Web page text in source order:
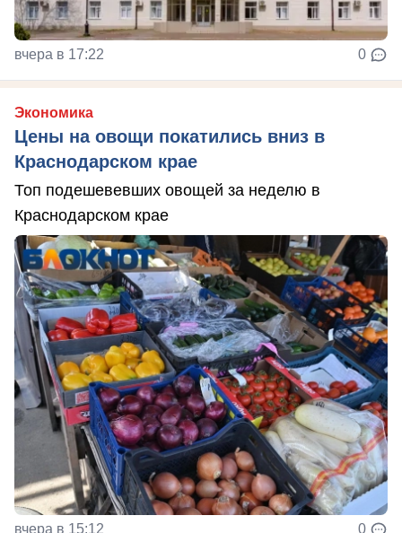
вчера в 17:22 0
Экономика
Цены на овощи покатились вниз в
Краснодарском крае
Топ подешевевших овощей за неделю в
Краснодарском крае
вчера в 15:12 0